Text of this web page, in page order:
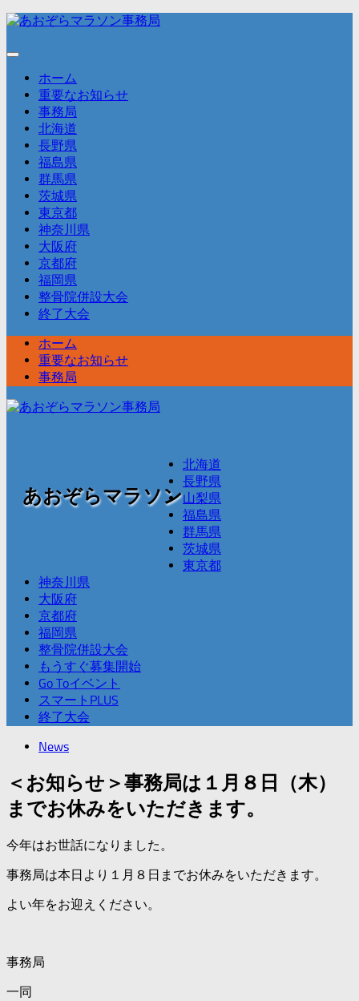
コ
テ
ホーム
重要なお知らせ
事務局
北海道
長野県
福島県
群馬県
茨城県
東京都
神奈川県
大阪府
京都府
福岡県
整骨院併設大会
終了大会
ホーム
重要なお知らせ
事務局
あおぞらマラソン
北海道
長野県
山梨県
福島県
群馬県
茨城県
東京都
神奈川県
大阪府
京都府
福岡県
整骨院併設大会
もうすぐ募集開始
Go Toイベント
スマートPLUS
終了大会
News
＜お知らせ＞事務局は１月８日（木）
までお休みをいただきます。
今年はお世話になりました。
事務局は本日より１月８日までお休みをいただきます。
よい年をお迎えください。
事務局
一同